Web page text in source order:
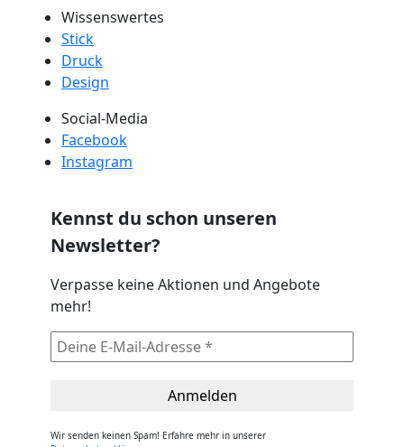
Wissenswertes
Stick
Druck
Design
Social-Media
Facebook
Instagram
Kennst du schon unseren
Newsletter?
Verpasse keine Aktionen und Angebote
mehr!
Wir senden keinen Spam! Erfahre mehr in unserer